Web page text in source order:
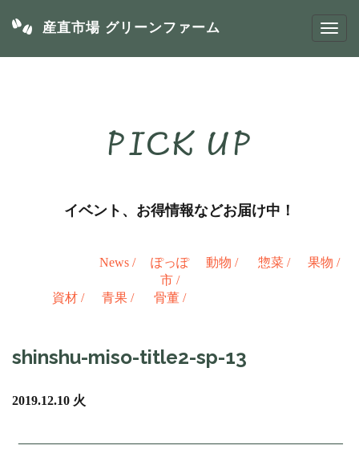
産直市場 グリーンファーム
PICK UP
イベント、お得情報などお届け中！
News /
ぽっぽ
市 /
動物 / 惣菜 / 果物 /
資材 / 青果 / 骨董 /
shinshu-miso-title2-sp-13
2019.12.10 火